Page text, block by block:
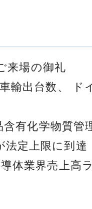
来場の御礼
輸出台数、 ド
有化学物質管
法定上限に到達
体業界売上高